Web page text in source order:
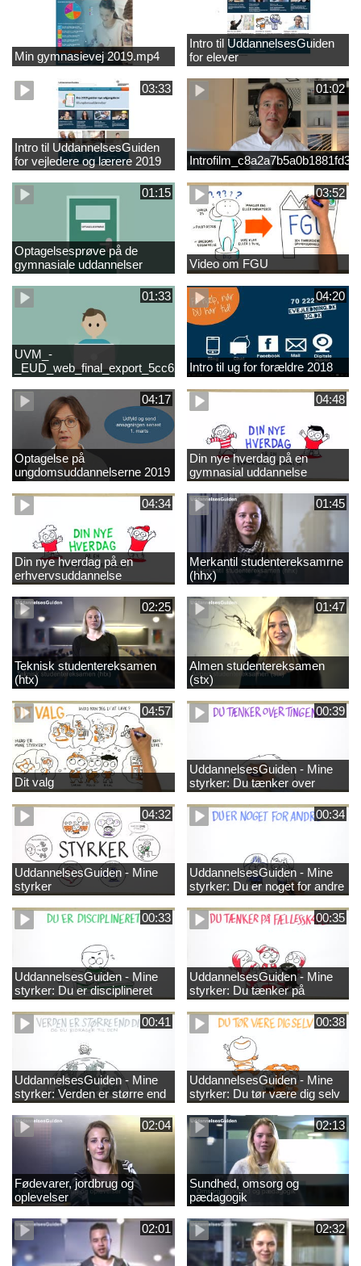
Min gymnasievej 2019.mp4
Intro til UddannelsesGuiden
for elever
03:33
Intro til UddannelsesGuiden
for vejledere og lærere 2019
01:02
01:15
Optagelsesprøve på de
gymnasiale uddannelser
03:52
Video om FGU
01:33
UVM_-
04:20
Intro til ug for forældre 2018
04:17
Optagelse på
ungdomsuddannelserne 2019
04:48
Din nye hverdag på en
gymnasial uddannelse
04:34
Din nye hverdag på en
erhvervsuddannelse
01:45
Merkantil studentereksamrne
(hhx)
02:25
Teknisk studentereksamen
(htx)
01:47
Almen studentereksamen
(stx)
04:57
Dit valg
00:39
UddannelsesGuiden - Mine
styrker: Du tænker over
tingene
04:32
UddannelsesGuiden - Mine
styrker
00:34
UddannelsesGuiden - Mine
styrker: Du er noget for andre
00:33
UddannelsesGuiden - Mine
styrker: Du er disciplineret
00:35
UddannelsesGuiden - Mine
styrker: Du tænker på
fællesskabet
00:41
UddannelsesGuiden - Mine
styrker: Verden er større end
dig og du bidrager til den
00:38
UddannelsesGuiden - Mine
styrker: Du tør være dig selv
02:04
Fødevarer, jordbrug og
oplevelser
02:13
Sundhed, omsorg og
pædagogik
02:01 02:32